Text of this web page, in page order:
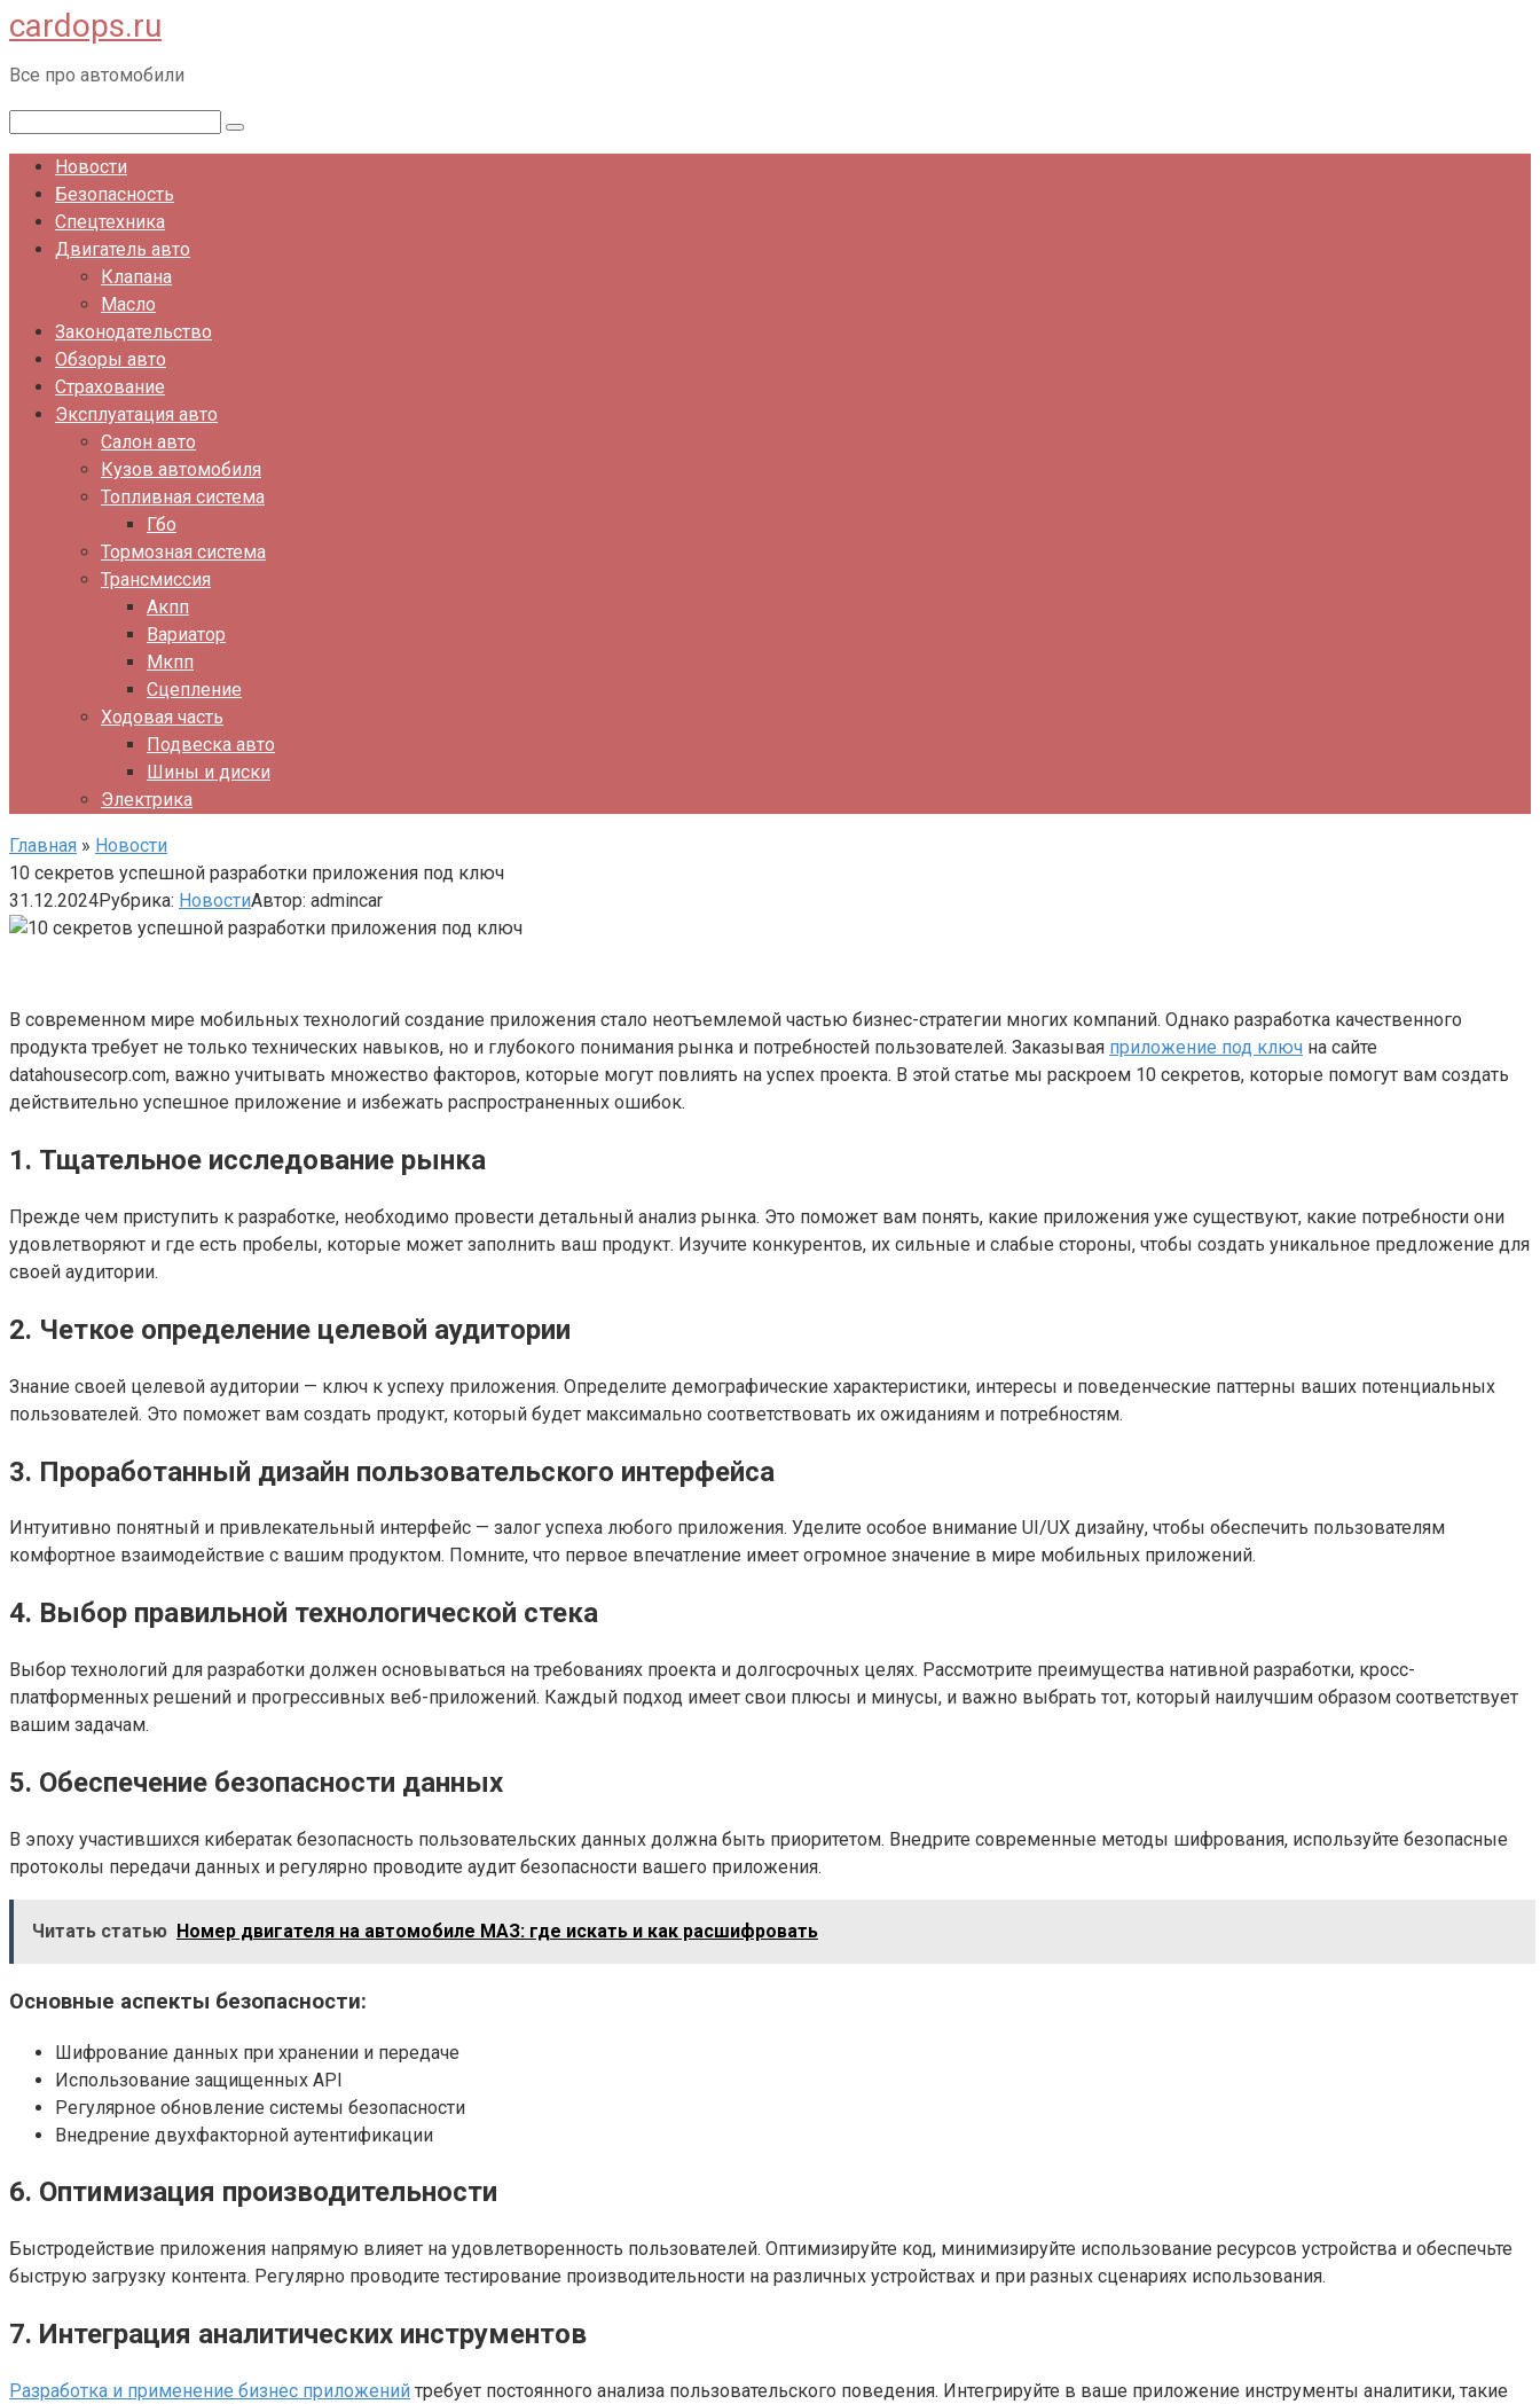
Перейти
к
контенту
cardops.ru
Все про автомобили
Новости
Безопасность
Спецтехника
Двигатель авто
Клапана
Масло
Законодательство
Обзоры авто
Страхование
Эксплуатация авто
Салон авто
Кузов автомобиля
Топливная система
Гбо
Тормозная система
Трансмиссия
Акпп
Вариатор
Мкпп
Сцепление
Ходовая часть
Подвеска авто
Шины и диски
Электрика
Главная » Новости
10 секретов успешной разработки приложения под ключ
31.12.2024Рубрика: НовостиАвтор: admincar
В современном мире мобильных технологий создание приложения стало неотъемлемой частью бизнес-стратегии многих компаний. Однако разработка качественного
продукта требует не только технических навыков, но и глубокого понимания рынка и потребностей пользователей. Заказывая приложение под ключ на сайте
datahousecorp.com, важно учитывать множество факторов, которые могут повлиять на успех проекта. В этой статье мы раскроем 10 секретов, которые помогут вам создать
действительно успешное приложение и избежать распространенных ошибок.
1. Тщательное исследование рынка
Прежде чем приступить к разработке, необходимо провести детальный анализ рынка. Это поможет вам понять, какие приложения уже существуют, какие потребности они
удовлетворяют и где есть пробелы, которые может заполнить ваш продукт. Изучите конкурентов, их сильные и слабые стороны, чтобы создать уникальное предложение для
своей аудитории.
2. Четкое определение целевой аудитории
Знание своей целевой аудитории — ключ к успеху приложения. Определите демографические характеристики, интересы и поведенческие паттерны ваших потенциальных
пользователей. Это поможет вам создать продукт, который будет максимально соответствовать их ожиданиям и потребностям.
3. Проработанный дизайн пользовательского интерфейса
Интуитивно понятный и привлекательный интерфейс — залог успеха любого приложения. Уделите особое внимание UI/UX дизайну, чтобы обеспечить пользователям
комфортное взаимодействие с вашим продуктом. Помните, что первое впечатление имеет огромное значение в мире мобильных приложений.
4. Выбор правильной технологической стека
Выбор технологий для разработки должен основываться на требованиях проекта и долгосрочных целях. Рассмотрите преимущества нативной разработки, кросс-
платформенных решений и прогрессивных веб-приложений. Каждый подход имеет свои плюсы и минусы, и важно выбрать тот, который наилучшим образом соответствует
вашим задачам.
5. Обеспечение безопасности данных
В эпоху участившихся кибератак безопасность пользовательских данных должна быть приоритетом. Внедрите современные методы шифрования, используйте безопасные
протоколы передачи данных и регулярно проводите аудит безопасности вашего приложения.
Читать статью Номер двигателя на автомобиле МАЗ: где искать и как расшифровать
Основные аспекты безопасности:
Шифрование данных при хранении и передаче
Использование защищенных API
Регулярное обновление системы безопасности
Внедрение двухфакторной аутентификации
6. Оптимизация производительности
Быстродействие приложения напрямую влияет на удовлетворенность пользователей. Оптимизируйте код, минимизируйте использование ресурсов устройства и обеспечьте
быструю загрузку контента. Регулярно проводите тестирование производительности на различных устройствах и при разных сценариях использования.
7. Интеграция аналитических инструментов
Разработка и применение бизнес приложений требует постоянного анализа пользовательского поведения. Интегрируйте в ваше приложение инструменты аналитики, такие